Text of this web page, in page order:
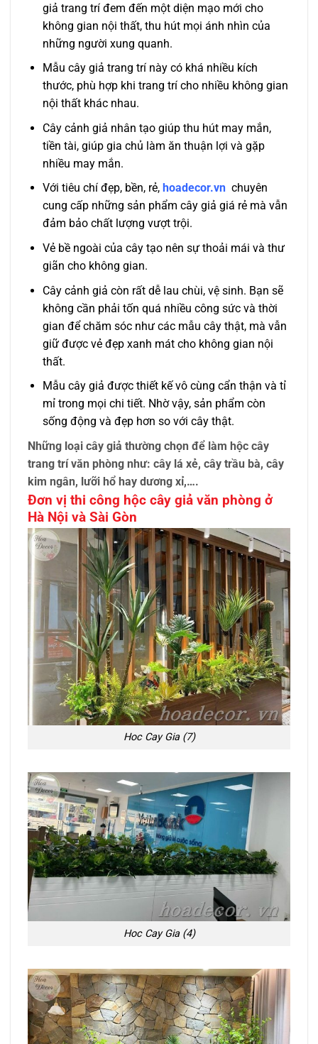
giả trang trí đem đến một diện mạo mới cho
không gian nội thất, thu hút mọi ánh nhìn của
những người xung quanh.
Mẫu cây giả trang trí này có khá nhiều kích
thước, phù hợp khi trang trí cho nhiều không gian
nội thất khác nhau.
Cây cảnh giả nhân tạo giúp thu hút may mắn,
tiền tài, giúp gia chủ làm ăn thuận lợi và gặp
nhiều may mắn.
Với tiêu chí đẹp, bền, rẻ, hoadecor.vn chuyên
cung cấp những sản phẩm cây giả giá rẻ mà vẫn
đảm bảo chất lượng vượt trội.
Vẻ bề ngoài của cây tạo nên sự thoải mái và thư
giãn cho không gian.
Cây cảnh giả còn rất dễ lau chùi, vệ sinh. Bạn sẽ
không cần phải tốn quá nhiều công sức và thời
gian để chăm sóc như các mẫu cây thật, mà vẫn
giữ được vẻ đẹp xanh mát cho không gian nội
thất.
Mẫu cây giả được thiết kế vô cùng cẩn thận và tỉ
mỉ trong mọi chi tiết. Nhờ vậy, sản phẩm còn
sống động và đẹp hơn so với cây thật.
Những loại cây giả thường chọn để làm hộc cây
trang trí văn phòng như: cây lá xẻ, cây trầu bà, cây
kim ngân, lưỡi hổ hay dương xỉ,….
Đơn vị thi công hộc cây giả văn phòng ở
Hà Nội và Sài Gòn
Hoc Cay Gia (7)
Hoc Cay Gia (4)